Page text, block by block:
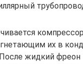
их в
жидкий фреон